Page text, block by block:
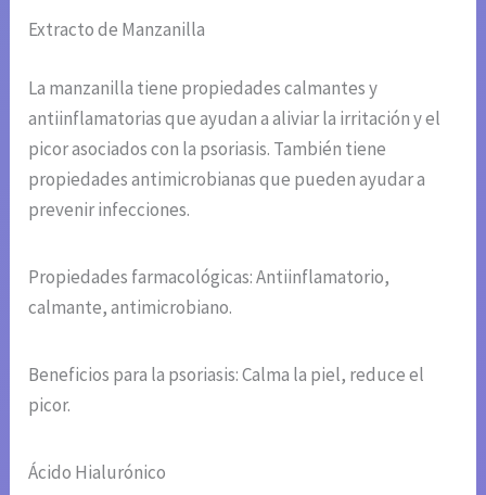
Extracto de Manzanilla
La manzanilla tiene propiedades calmantes y
antiinflamatorias que ayudan a aliviar la irritación y el
picor asociados con la psoriasis. También tiene
propiedades antimicrobianas que pueden ayudar a
prevenir infecciones.
Propiedades farmacológicas: Antiinflamatorio,
calmante, antimicrobiano.
Beneficios para la psoriasis: Calma la piel, reduce el
picor.
Ácido Hialurónico